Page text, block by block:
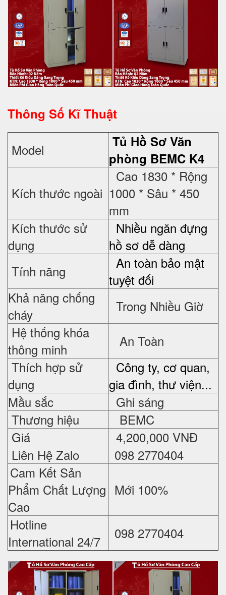
Thông Số Kĩ Thuật
Model Tủ Hồ Sơ Văn
phòng BEMC K4
Kích thước ngoài
Cao 1830 * Rộng
1000 * Sâu * 450
mm
Kích thước sử
dụng
Nhiều ngăn đựng
hồ sơ dễ dàng
Tính năng
An toàn bảo mật
tuyệt đối
Khả năng chống
cháy
Trong Nhiều Giờ
Hệ thống khóa
thông minh
An Toàn
Thích hợp sử
dụng
Công ty, cơ quan,
gia đình, thư viện...
Mầu sắc
Ghi sáng
Thương hiệu
BEMC
Giá
4,200,000 VNĐ
Liên Hệ Zalo
098 2770404
Cam Kết Sản
Phẩm Chất Lượng
Cao
Mới 100%
Hotline
International 24/7
098 2770404